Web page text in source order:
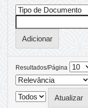
Resultados/Página